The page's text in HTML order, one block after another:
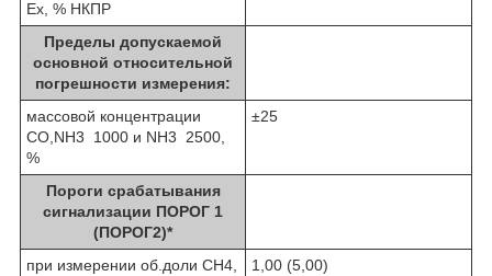
Ех, % НКПР
Пределы допускаемой
основной относительной
погрешности измерения:
массовой концентрации
СО,NH3 1000 и NH3 2500,
%
±25
Пороги срабатывания
сигнализации ПОРОГ 1
(ПОРОГ2)*
при измерении об.доли СН4,
1,00 (5,00)